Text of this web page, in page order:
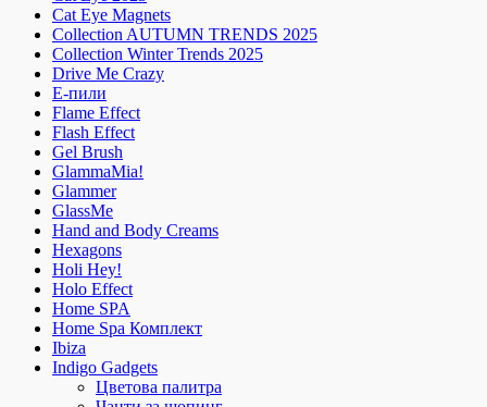
Cat Eye Magnets
Collection AUTUMN TRENDS 2025
Collection Winter Trends 2025
Drive Me Crazy
E-пили
Flame Effect
Flash Effect
Gel Brush
GlammaMia!
Glammer
GlassMe
Hand and Body Creams
Hexagons
Holi Hey!
Holo Effect
Home SPA
Home Spa Комплект
Ibiza
Indigo Gadgets
Цветова палитра